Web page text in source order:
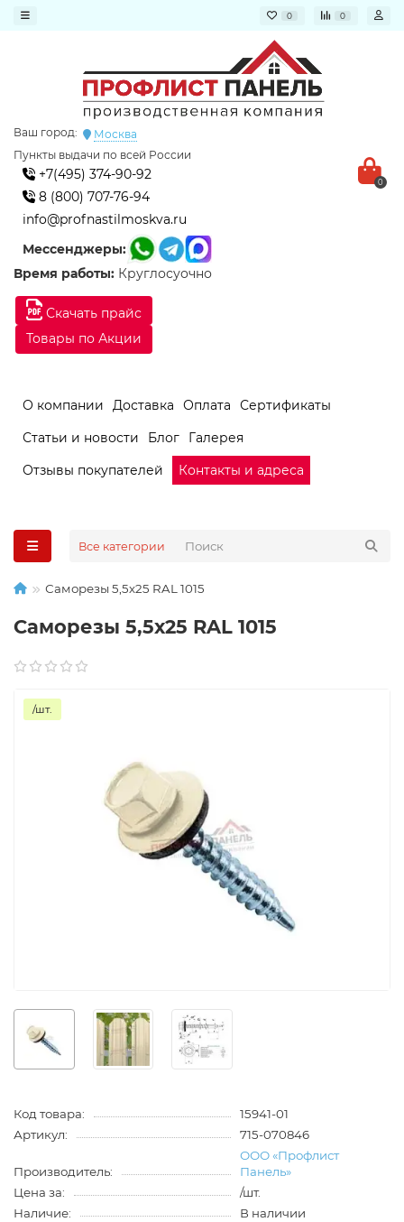
0 0
Скачать прайс
Товары по Акции
Ваш город:
Москва
Пункты выдачи по всей России
+7(495) 374-90-92
8 (800) 707-76-94
info@profnastilmoskva.ru
Мессенджеры:
Время работы: Круглосуочно
0
О компании Доставка Оплата
Сертификаты
Статьи и новости
Блог
Галерея
Отзывы покупателей
Контакты и адреса
Все категории
Саморезы 5,5х25 RAL 1015
Саморезы 5,5х25 RAL 1015
/шт.
Код товара:
15941-01
Артикул:
715-070846
Производитель:
ООО «Профлист
Панель»
Цена за:
/шт.
Наличие:
В наличии